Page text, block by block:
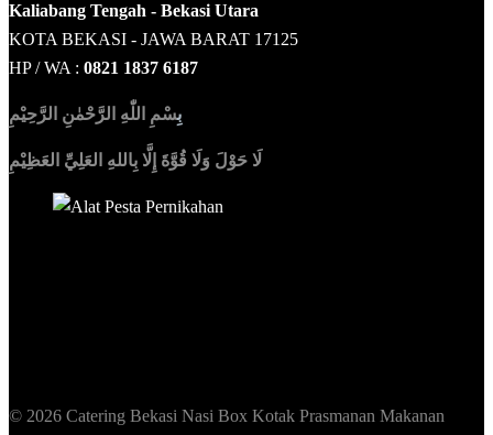
Kaliabang Tengah - Bekasi Utara
KOTA BEKASI - JAWA BARAT 17125
HP / WA : 0821 1837 6187
بِسْمِ اللّٰهِ الرَّحْمٰنِ الرَّحِيْمِ
لَا حَوْلَ وَلَا قُوَّةَ إِلَّا بِاللهِ العَلِيِّ العَظِيْمِ
© 2026 Catering Bekasi Nasi Box Kotak Prasmanan Makanan